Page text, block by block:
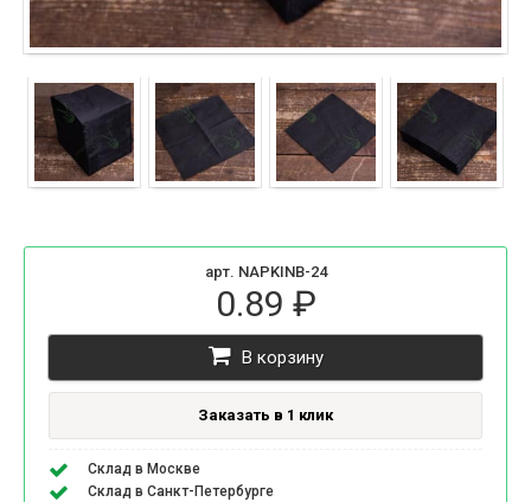
арт. NAPKINB-24
0.89 ₽
В корзину
Заказать в 1 клик
Склад в Москве
Склад в Санкт-Петербурге